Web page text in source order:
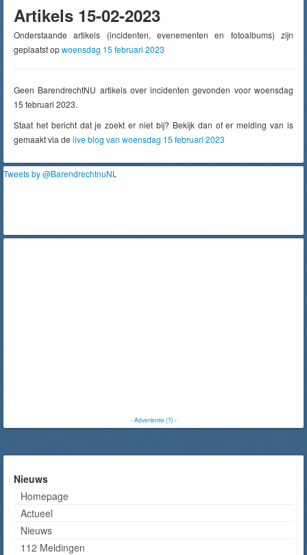
Artikels 15-02-2023
Onderstaande artikels (incidenten, evenementen en fotoalbums) zijn
geplaatst opwoensdag 15 februari 2023
Geen BarendrechtNU artikels over incidenten gevonden voor woensdag
15 februari 2023.
Staat het bericht dat je zoekt er niet bij? Bekijk dan of er melding van is
gemaakt via de live blog van woensdag 15 februari 2023
Tweets by @BarendrechtnuNL
-Advertentie (?)-
Nieuws
Homepage
Actueel
Nieuws
112 Meldingen